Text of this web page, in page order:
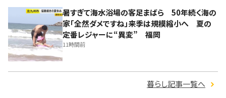
暑すぎて海水浴場の客足まばら 50年続く海の
家「全然ダメですね」来季は規模縮小へ 夏の
定番レジャーに“異変” 福岡
11時間前
暮らし記事一覧へ